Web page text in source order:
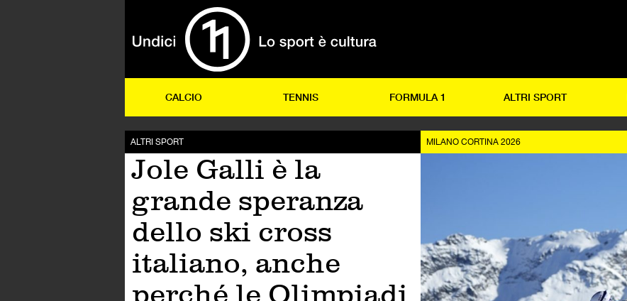
CALCIO TENNIS FORMULA 1 ALTRI SPORT
ALTRI SPORT
Jole Galli è la
grande speranza
dello ski cross
italiano, anche
perché le Olimpiadi
MILANO CORTINA 2026